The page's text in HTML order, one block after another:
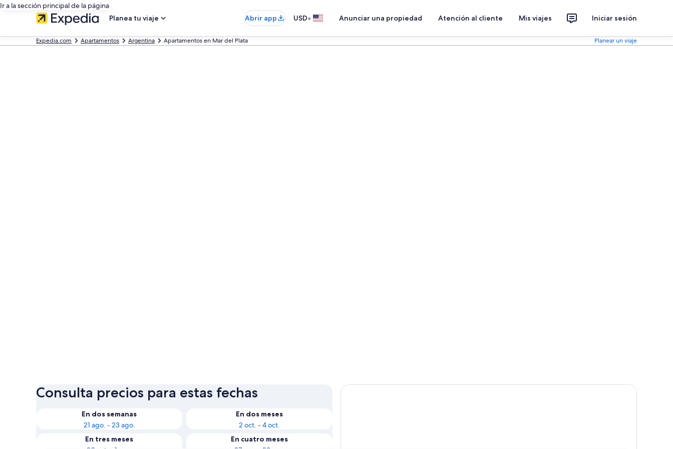
Ir a la sección principal de la página
Planea tu viaje
Abrir app USD• Anunciar una propiedad Atención al cliente Mis viajes Iniciar sesión
Expedia.com Apartamentos Argentina Apartamentos en Mar del Plata Planear un viaje
Consulta precios para estas fechas
En dos semanas
21 ago. - 23 ago.
En dos meses
2 oct. - 4 oct.
En tres meses
En cuatro meses